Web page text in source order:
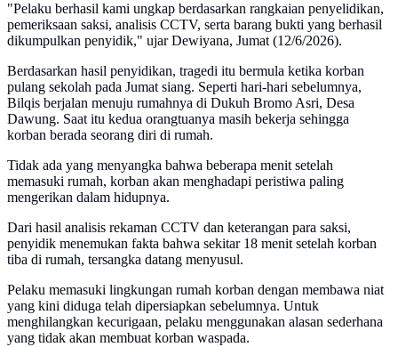
"Pelaku berhasil kami ungkap berdasarkan rangkaian penyelidikan,
pemeriksaan saksi, analisis CCTV, serta barang bukti yang berhasil
dikumpulkan penyidik," ujar Dewiyana, Jumat (12/6/2026).
Berdasarkan hasil penyidikan, tragedi itu bermula ketika korban
pulang sekolah pada Jumat siang. Seperti hari-hari sebelumnya,
Bilqis berjalan menuju rumahnya di Dukuh Bromo Asri, Desa
Dawung. Saat itu kedua orangtuanya masih bekerja sehingga
korban berada seorang diri di rumah.
Tidak ada yang menyangka bahwa beberapa menit setelah
memasuki rumah, korban akan menghadapi peristiwa paling
mengerikan dalam hidupnya.
Dari hasil analisis rekaman CCTV dan keterangan para saksi,
penyidik menemukan fakta bahwa sekitar 18 menit setelah korban
tiba di rumah, tersangka datang menyusul.
Pelaku memasuki lingkungan rumah korban dengan membawa niat
yang kini diduga telah dipersiapkan sebelumnya. Untuk
menghilangkan kecurigaan, pelaku menggunakan alasan sederhana
yang tidak akan membuat korban waspada.